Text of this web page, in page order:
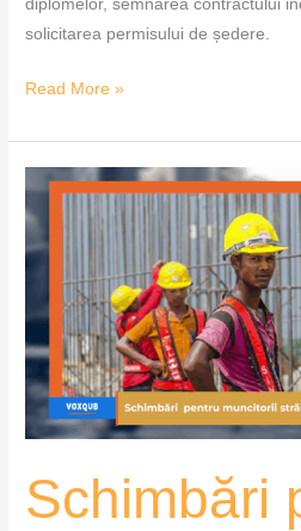
diplomelor, semnarea contractului
solicitarea permisului de ședere.
Read More »
Schimbări
Schimbări
pentru
muncitorii
sezonieri
România
–
VoxQub